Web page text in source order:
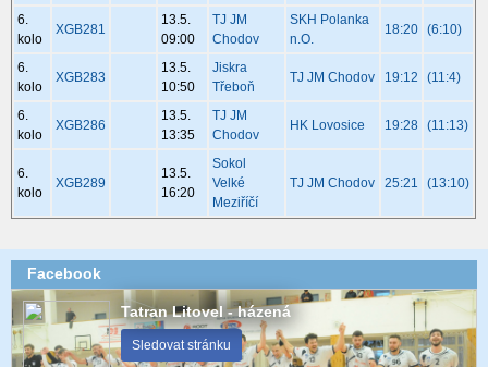
6.
kolo
XGB281
13.5.
09:00
TJ JM
Chodov
SKH Polanka
n.O.
18:20 (6:10)
6.
kolo
XGB283
13.5.
10:50
Jiskra
Třeboň
TJ JM Chodov 19:12 (11:4)
6.
kolo
XGB286
13.5.
13:35
TJ JM
Chodov
HK Lovosice 19:28 (11:13)
6.
kolo
XGB289
13.5.
16:20
Sokol
Velké
Meziříčí
TJ JM Chodov 25:21 (13:10)
Facebook
Tatran Litovel - házená
Sledovat stránku